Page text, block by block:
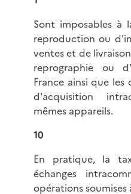
Sont imposables à
reproduction ou
ventes et de
reprographie ou
France ainsi que
d'acquisition
mêmes appareils.
10
En pratique, la
échanges
opérations soumises